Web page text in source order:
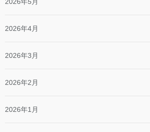
2026年4月
2026年3月
2026年2月
2026年1月